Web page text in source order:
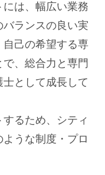
は、幅広い業務
ランスの良い実
己の希望する専
、総合力と専門
として成長して
るため、シティ
うな制度・プロ